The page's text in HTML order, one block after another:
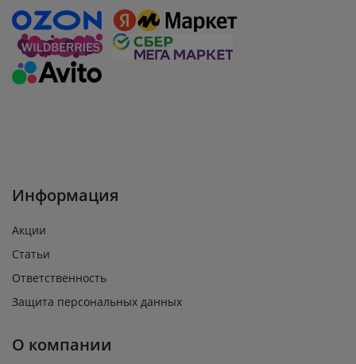
Информация
Акции
Статьи
Ответственность
Защита персональных данных
О компании